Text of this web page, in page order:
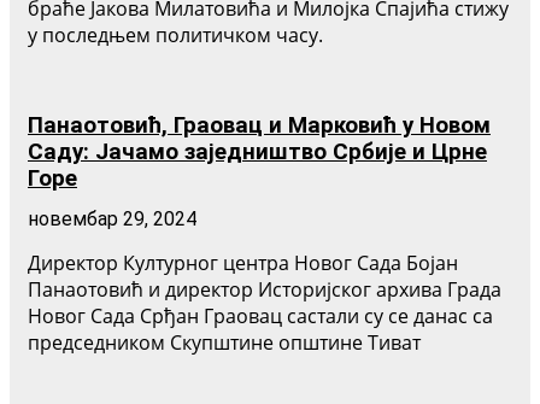
браће Јакова Милатовића и Милојка Спајића стижу
у последњем политичком часу.
Панаотовић, Граовац и Марковић у Новом
Саду: Јачамо заједништво Србије и Црне
Горе
новембар 29, 2024
Директор Културног центра Новог Сада Бојан
Панаотовић и директор Историјског архива Града
Новог Сада Срђан Граовац састали су се данас са
председником Скупштине општине Тиват